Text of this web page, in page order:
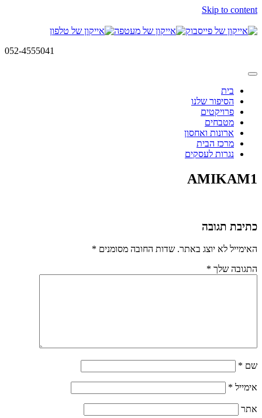
Skip to content
052-4555041
בית
הסיפור שלנו
פרויקטים
מטבחים
ארונות ואחסון
מרכז הבית
נגרות לעסקים
AMIKAM1
כתיבת תגובה
האימייל לא יוצג באתר. שדות החובה מסומנים *
התגובה שלך *
שם *
אימייל *
אתר